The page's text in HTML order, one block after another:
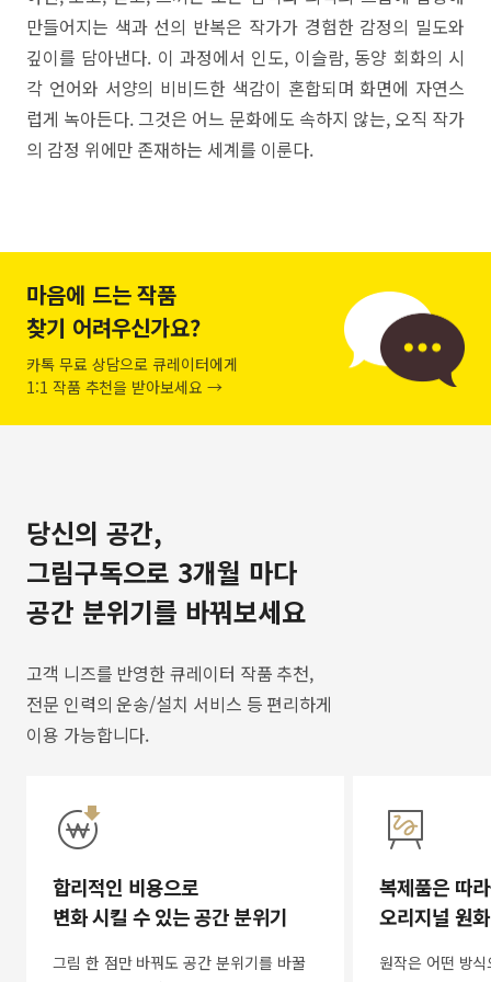
만들어지는 색과 선의 반복은 작가가 경험한 감정의 밀도와
깊이를 담아낸다. 이 과정에서 인도, 이슬람, 동양 회화의 시
각 언어와 서양의 비비드한 색감이 혼합되며 화면에 자연스
럽게 녹아든다. 그것은 어느 문화에도 속하지 않는, 오직 작가
의 감정 위에만 존재하는 세계를 이룬다.
마음에 드는 작품
찾기 어려우신가요?
카톡 무료 상담으로 큐레이터에게
1:1 작품 추천을 받아보세요 →
당신의 공간,
그림구독으로 3개월 마다
공간 분위기를 바꿔보세요
고객 니즈를 반영한 큐레이터 작품 추천,
전문 인력의 운송/설치 서비스 등 편리하게
이용 가능합니다.
합리적인 비용으로
변화 시킬 수 있는 공간 분위기
그림 한 점만 바꿔도 공간 분위기를 바꿀
복제품은 따
오리지널 원
원작은 어떤 방